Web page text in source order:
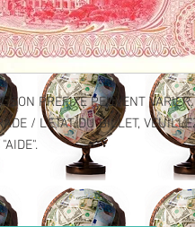
SON PREFIXE PEUVENT VARIER.
/ L'ETAT DU BILLET,